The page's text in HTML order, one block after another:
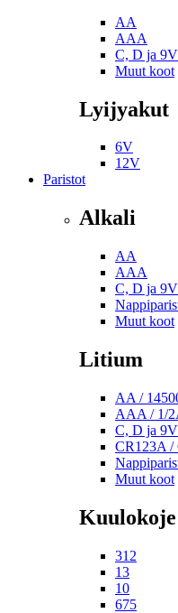
AA
AAA
C, D ja 9V
Muut koot
Lyijyakut
6V
12V
Paristot
Alkali
AA
AAA
C, D ja 9V
Muut koot
Litium
AA /
AAA / 1/
C, D ja 9V
CR123A /
Muut koot
Kuulokoje
312
13
10
675